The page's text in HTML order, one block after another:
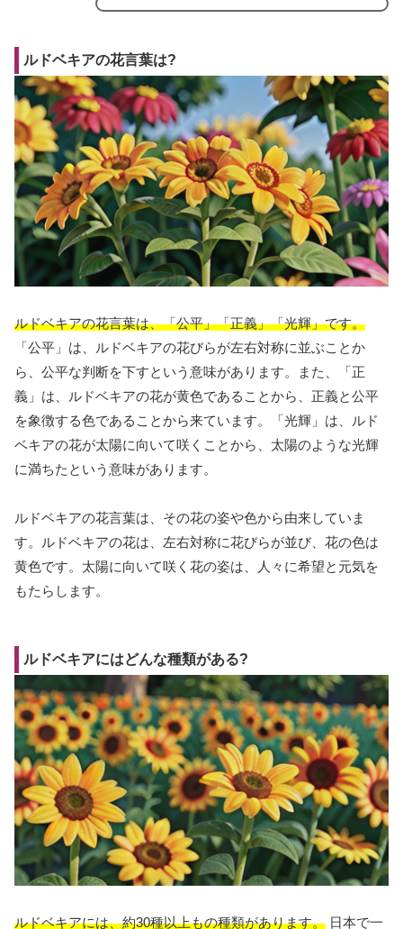
ルドベキアの花言葉は?
ルドベキアの花言葉は、「公平」「正義」「光輝」です。
「公平」は、ルドベキアの花びらが左右対称に並ぶことか
ら、公平な判断を下すという意味があります。また、「正
義」は、ルドベキアの花が黄色であることから、正義と公平
を象徴する色であることから来ています。「光輝」は、ルド
ベキアの花が太陽に向いて咲くことから、太陽のような光輝
に満ちたという意味があります。
ルドベキアの花言葉は、その花の姿や色から由来していま
す。ルドベキアの花は、左右対称に花びらが並び、花の色は
黄色です。太陽に向いて咲く花の姿は、人々に希望と元気を
もたらします。
ルドベキアにはどんな種類がある?
ルドベキアには、約30種以上もの種類があります。 日本で一